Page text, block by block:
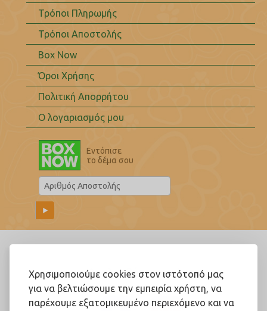
Χρησιμοποιούμε cookies στον ιστότοπό μας
για να βελτιώσουμε την εμπειρία χρήστη, να
παρέχουμε εξατομικευμένο περιεχόμενο και να
Τρόποι Πληρωμής
Τρόποι Αποστολής
Box Now
Όροι Χρήσης
Πολιτική Απορρήτου
Ο λογαριασμός μου
Εντόπισε
το δέμα σου
Ακολουθήστε μας!